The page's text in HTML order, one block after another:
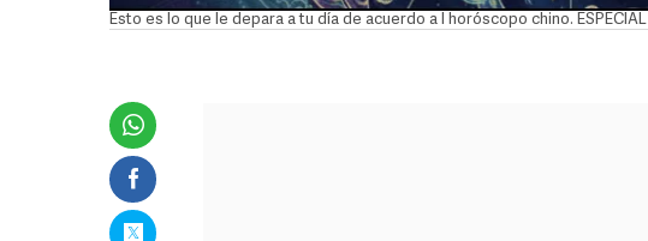
Esto es lo que le depara a tu día de acuerdo a l horóscopo chino. ESPECIAL